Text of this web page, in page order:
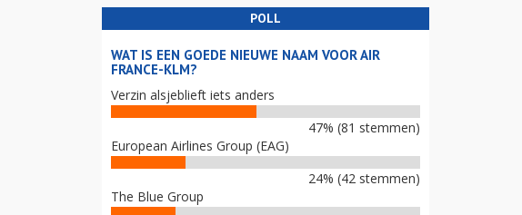
POLL
WAT IS EEN GOEDE NIEUWE NAAM VOOR AIR
FRANCE-KLM?
Verzin alsjeblieft iets anders
47% (81 stemmen)
European Airlines Group (EAG)
24% (42 stemmen)
The Blue Group